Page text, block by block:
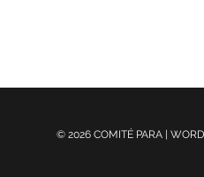
© 2026 COMITÉ PARA |